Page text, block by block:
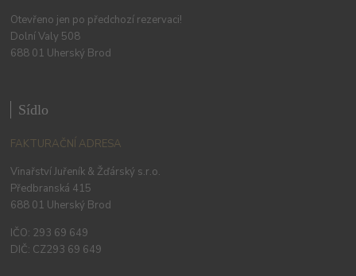
Otevřeno jen po předchozí rezervaci!
Dolní Valy 508
688 01 Uherský Brod
Sídlo
FAKTURAČNÍ ADRESA
Vinařství Juřeník & Žďárský s.r.o.
Předbranská 415
688 01 Uherský Brod
IČO: 293 69 649
DIČ: CZ293 69 649